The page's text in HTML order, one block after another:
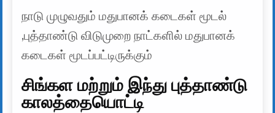
நாடு முழுவதும் மதுபானக் கடைகள் மூடல்
,புத்தாண்டு விடுமுறை நாட்களில் மதுபானக்
கடைகள் மூடப்பட்டிருக்கும்
சிங்கள மற்றும் இந்து புத்தாண்டு
காலத்தையொட்டி